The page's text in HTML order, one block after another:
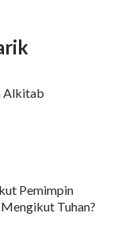
Alkitab
Pemimpin
Tuhan?